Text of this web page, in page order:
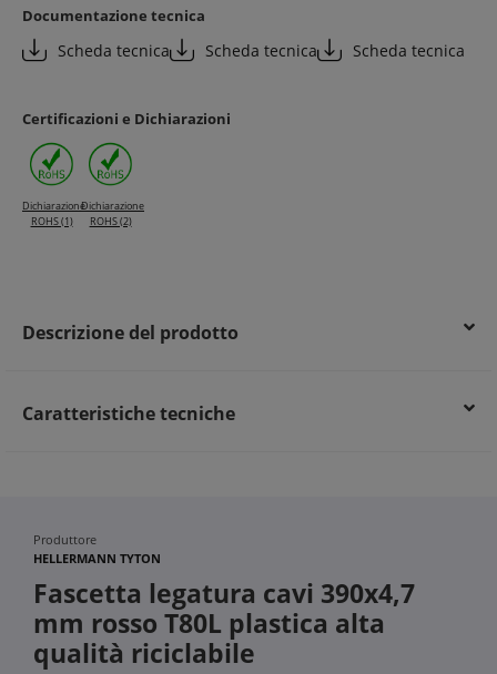
Documentazione tecnica
Scheda tecnica Scheda tecnica Scheda tecnica
Certificazioni e Dichiarazioni
Dichiarazione
ROHS (1)
Dichiarazione
ROHS (2)
Descrizione del prodotto
Caratteristiche tecniche
Produttore
HELLERMANN TYTON
Fascetta legatura cavi 390x4,7
mm rosso T80L plastica alta
qualità riciclabile